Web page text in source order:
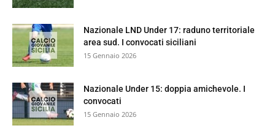
Nazionale LND Under 17: raduno territoriale
area sud. I convocati siciliani
15 Gennaio 2026
Nazionale Under 15: doppia amichevole. I
convocati
15 Gennaio 2026